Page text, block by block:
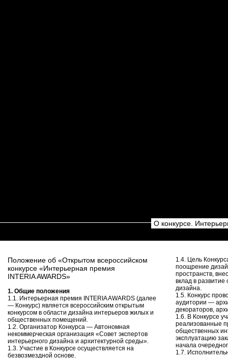
О конкурсе.
Положение об «Открытом всероссийском
конкурсе «Интерьерная премия
INTERIA AWARDS»
1. Общие положения
1.1. Интерьерная премия INTERIA AWARDS (далее
— Конкурс) является всероссийским открытым
конкурсом в области дизайна интерьеров жилых и
общественных помещений.
1.2. Организатор Конкурса — Автономная
некоммерческая организация «Совет экспертов
интерьерного дизайна и архитектурной среды».
1.3. Участие в Конкурсе осуществляется на
безвозмездной основе.
1.4. Цель
поощрение
пространств,
вклад в развитие
дизайна.
1.5. Конкурс
аудитории —
декораторов,
1.6. В Конкурсе
реализованные
общественных
эксплуатацию
начала
1.7.